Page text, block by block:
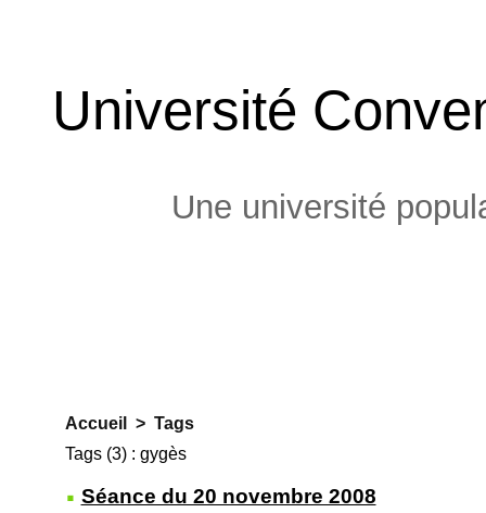
Université
Une université
Accueil > Tags
Tags (3) : gygès
Séance du 20 novembre 2008